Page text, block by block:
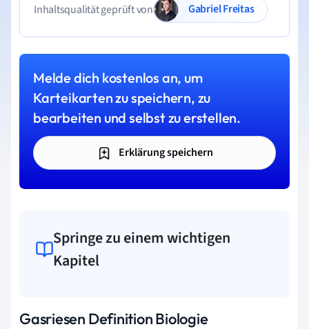
Inhaltsqualität geprüft von
Gabriel Freitas
Melde dich kostenlos an, um
Karteikarten zu speichern, zu
bearbeiten und selbst zu erstellen.
Erklärung speichern
Springe zu einem wichtigen
Kapitel
Gasriesen Definition Biologie